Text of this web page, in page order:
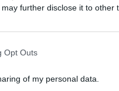
further disclose it to other
Opt Outs
of my personal data.